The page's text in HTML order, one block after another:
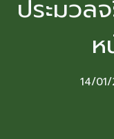
ประมวล
14/